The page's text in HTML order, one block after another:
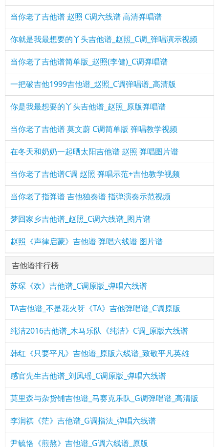
当你老了吉他谱 赵照 C调六线谱 高清弹唱谱
你就是我最想要的丫头吉他谱_赵照_C调_弹唱演示视频
当你老了吉他谱简单版_赵照(李健)_C调弹唱谱
一把破吉他1999吉他谱_赵照_C调弹唱谱_高清版
你是我最想要的丫头吉他谱_赵照_原版弹唱谱
当你老了吉他谱 莫文蔚 C调简单版 弹唱教学视频
在冬天和奶奶一起晒太阳吉他谱 赵照 弹唱图片谱
当你老了吉他谱C调 赵照 弹唱示范+吉他教学视频
当你老了指弹谱 吉他独奏谱 指弹演奏示范视频
梦回家乡吉他谱_赵照_C调六线谱_图片谱
赵照《声律启蒙》吉他谱 弹唱六线谱 图片谱
吉他谱排行榜
苏琛《欢》吉他谱_C调原版_弹唱六线谱
TA吉他谱_不是花火呀《TA》吉他弹唱谱_C调原版
纯洁2016吉他谱_木马乐队《纯洁》C调_原版六线谱
韩红《只要平凡》吉他谱_原版六线谱_致敬平凡英雄
感官先生吉他谱_刘凤瑶_C调原版_弹唱六线谱
莫里森与杂货铺吉他谱_马赛克乐队_G调弹唱谱_高清版
李润祺《茫》吉他谱_G调指法_弹唱六线谱
尹毓恪《煎熬》吉他谱_G调六线谱_原版